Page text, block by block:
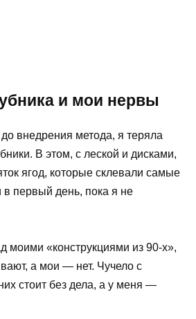
и мои нервы
внедрения метода, я теряла
В этом, с леской и дисками,
ягод, которые склевали самые
первый день, пока я не
моими «конструкциями из 90-х»,
а мои — нет. Чучело с
стоит без дела, а у меня —